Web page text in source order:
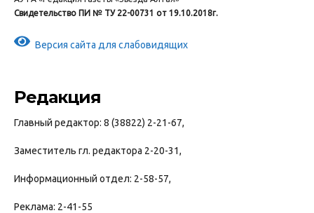
Свидетельство ПИ № ТУ 22-00731 от 19.10.2018г.
Версия сайта для слабовидящих
Редакция
Главный редактор: 8 (38822) 2-21-67,
Заместитель гл. редактора 2-20-31,
Информационный отдел: 2-58-57,
Реклама: 2-41-55